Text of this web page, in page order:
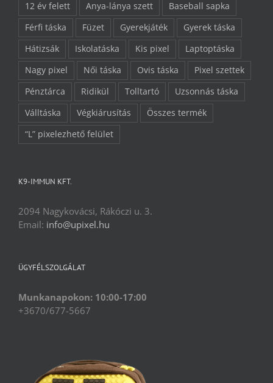
12 év felett
Anya-lánya szett
Baseball sapka
Férfi táska
Füzet Gyerekjáték
Gyerek táska
Hátizsák
Iskolatáska Kis pixel
Laptoptáska
Nagy pixel
Női táska Ovis táska
Pixel szettek
Pénztárca
Ridikül Tolltartó
Uzsonnás táska
Válltáska
Végkiárusítás
Összes termék
“L” pixelezhető felület
K9-IMMUN KFT.
2094 Nagykovácsi, Rákóczi u. 3.
Email: info@upixel.hu
ÜGYFÉLSZOLGÁLAT
Munkanapokon: 10:00-17:00
+3670/677-5667